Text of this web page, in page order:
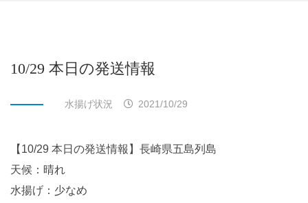
10/29 本日の発送情報
水揚げ状況 2021/10/29
【10/29 本日の発送情報】長崎県五島列島
天候：晴れ
水揚げ：少なめ